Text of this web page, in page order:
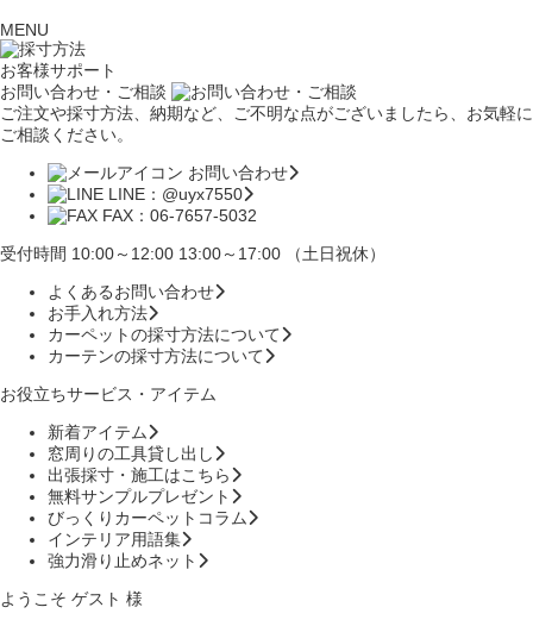
MENU
お客様サポート
お問い合わせ・ご相談
ご注文や採寸方法、納期など、ご不明な点がございましたら、お気軽に
ご相談ください。
お問い合わせ
LINE：@uyx7550
FAX：06-7657-5032
受付時間 10:00～12:00 13:00～17:00 （土日祝休）
よくあるお問い合わせ
お手入れ方法
カーペットの採寸方法について
カーテンの採寸方法について
お役立ちサービス・アイテム
新着アイテム
窓周りの工具貸し出し
出張採寸・施工はこちら
無料サンプルプレゼント
びっくりカーペットコラム
インテリア用語集
強力滑り止めネット
ようこそ ゲスト 様